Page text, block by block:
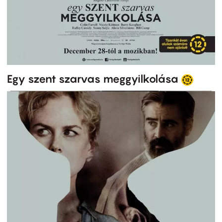
Egy szent szarvas meggyilkolása